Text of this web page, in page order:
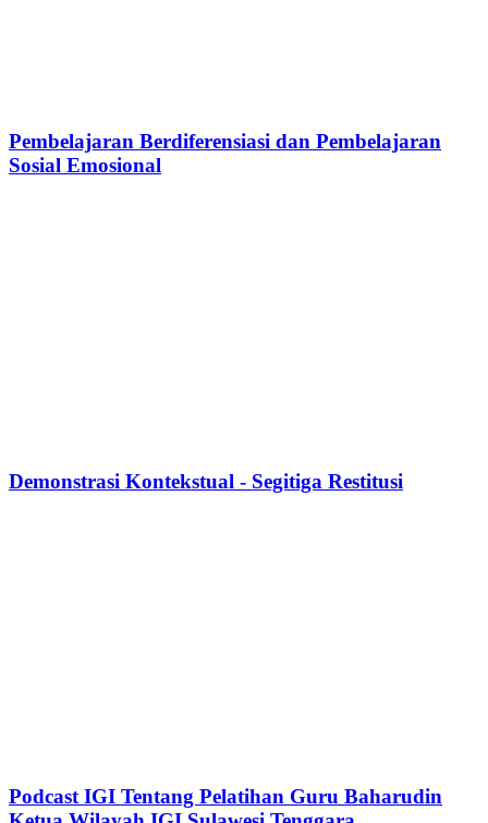
Pembelajaran Berdiferensiasi dan Pembelajaran
Sosial Emosional
Demonstrasi Kontekstual - Segitiga Restitusi
Podcast IGI Tentang Pelatihan Guru Baharudin